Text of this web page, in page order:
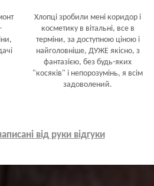
Хлопці зробили мені коридор і
косметику в вітальні, все в
терміни, за доступною ціною і
найголовніше, ДУЖЕ якісно, з
фантазією, без будь-яких
"косяків" і непорозумінь, я всім
задоволений.
від руки відгуки